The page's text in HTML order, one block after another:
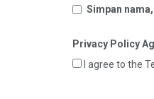
Simpan
Privacy Policy
I agree to the